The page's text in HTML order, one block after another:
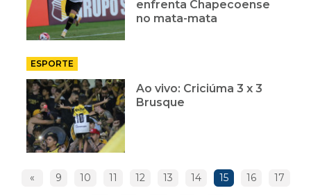
enfrenta Chapecoense
no mata-mata
ESPORTE
Ao vivo: Criciúma 3 x 3
Brusque
« 9 10 11 12 13 14 15 16 17